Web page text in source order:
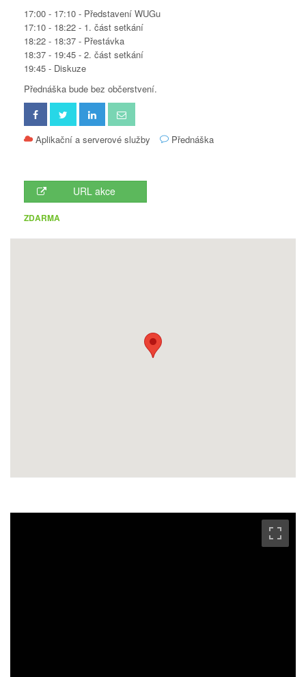
17:00 - 17:10 - Představení WUGu
17:10 - 18:22 - 1. část setkání
18:22 - 18:37 - Přestávka
18:37 - 19:45 - 2. část setkání
19:45 - Diskuze
Přednáška bude bez občerstvení.
Aplikační a serverové služby Přednáška
URL akce
ZDARMA